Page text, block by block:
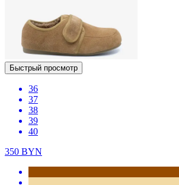
Быстрый просмотр
36
37
38
39
40
350 BYN